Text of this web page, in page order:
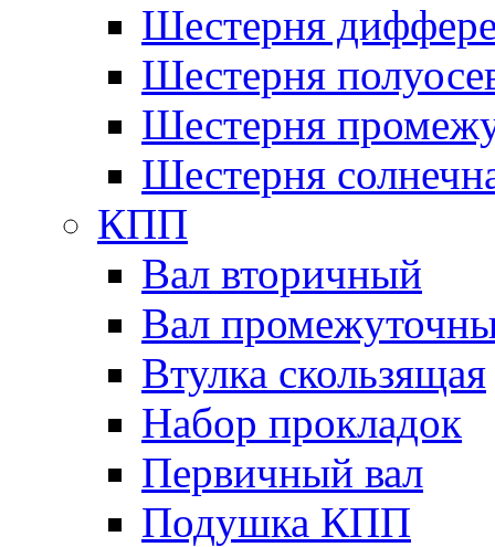
Шестерня
Шестерня
Шестерня
Шестерня
КПП
Вал вторичный
Вал
Втулка скользящая
Набор прокладок
Первичный вал
Подушка КПП